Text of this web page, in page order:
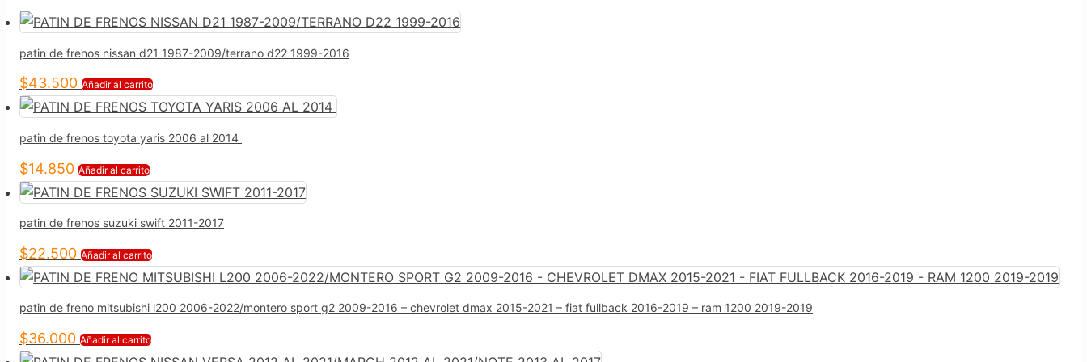
patin de frenos nissan d21 1987-2009/terrano d22 1999-2016
$43.500 Añadir al carrito
patin de frenos toyota yaris 2006 al 2014
$14.850 Añadir al carrito
patin de frenos suzuki swift 2011-2017
$22.500 Añadir al carrito
patin de freno mitsubishi l200 2006-2022/montero sport g2 2009-2016 – chevrolet dmax 2015-2021 – fiat fullback 2016-2019 – ram 1200 2019-2019
$36.000 Añadir al carrito